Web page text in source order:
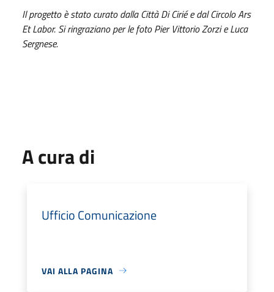
Il progetto è stato curato dalla Città Di Cirié e dal Circolo Ars
Et Labor. Si ringraziano per le foto Pier Vittorio Zorzi e Luca
Sergnese.
A cura di
Ufficio Comunicazione
VAI ALLA PAGINA